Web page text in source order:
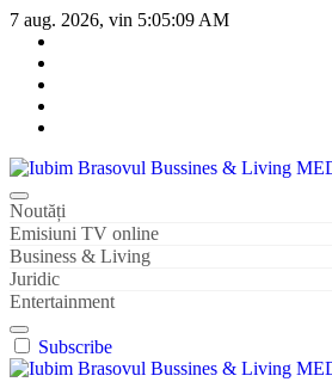
Sari
conținut
7 aug. 2026, vin 5:05:09 AM
Iubim Brasovul Bussines & Living MEDIA
Din pasiune și dragoste pentru Brașoveni
Noutăți
Emisiuni TV online
Business & Living
Juridic
Entertainment
Subscribe